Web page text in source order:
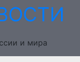
и мира